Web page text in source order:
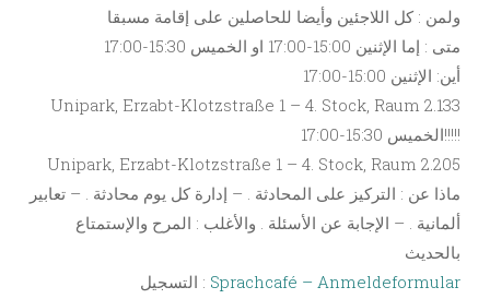
ولمن : كل اللاجئين وأيضا للحاصلين على إقامة مسبقا
متى : إما الإثنين 15:00-17:00 او الخميس 15:30-17:00
أين: الإثنين 15:00-17:00
Unipark, Erzabt-Klotzstraße 1 – 4. Stock, Raum 2.133
الخميس 15:30-17:00!!!!!
Unipark, Erzabt-Klotzstraße 1 – 4. Stock, Raum 2.205
ماذا عن : التركيز على المحادثة . – إدارة كل يوم محادثة . – تعابير
ألمانية . – الإجابة عن الأسئلة . والأغلب : المرح والإستمتاع
بالحديث
التسجيل : Sprachcafé – Anmeldeformular